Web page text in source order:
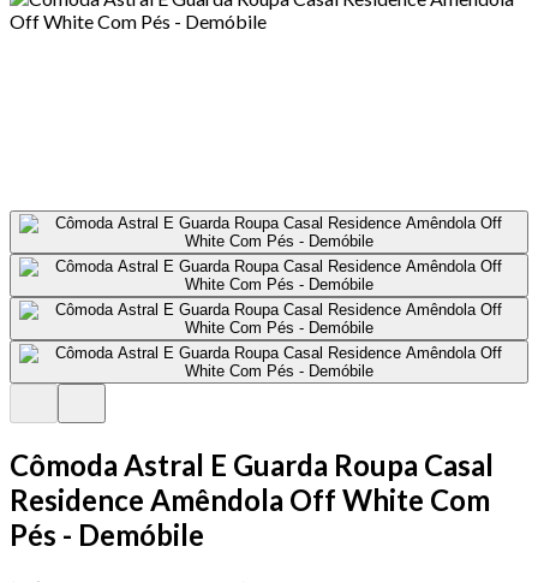
Cômoda Astral E Guarda Roupa Casal
Residence Amêndola Off White Com
Pés - Demóbile